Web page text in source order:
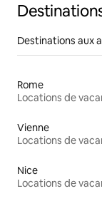
Destinations aux
Rome
Locations de
Vienne
Locations de
Nice
Locations de